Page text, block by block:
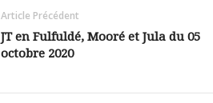
Article Précédent
JT en Fulfuldé, Mooré et Jula du 05
octobre 2020